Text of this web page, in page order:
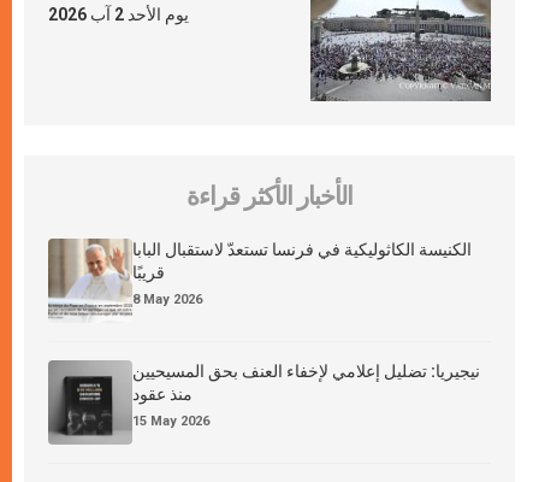
يوم الأحد 2 آب 2026
الأخبار الأكثر قراءة
الكنيسة الكاثوليكية في فرنسا تستعدّ لاستقبال البابا
قريبًا
8 May 2026
نيجيريا: تضليل إعلامي لإخفاء العنف بحق المسيحيين
منذ عقود
15 May 2026